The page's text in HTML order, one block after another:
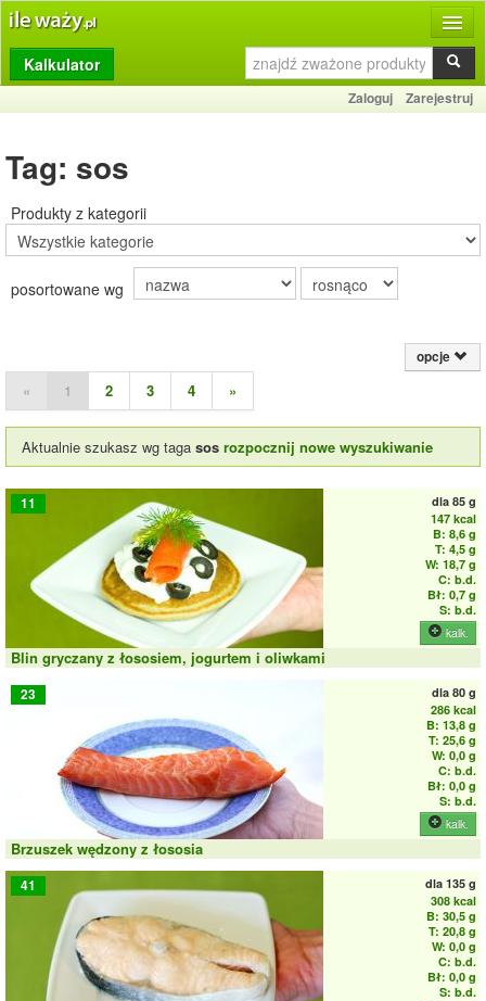
Produkty
Dziennik
Porady
Słownik
Kontakt
Kalkulator
Zaloguj Zarejestruj
Tag: sos
Produkty z kategorii
posortowane wg
opcje
« 1 2 3 4 »
Aktualnie szukasz wg taga sos rozpocznij nowe wyszukiwanie
11 dla 85 g
147 kcal
B: 8,6 g
T: 4,5 g
W: 18,7 g
C: b.d.
Bł: 0,7 g
S: b.d.
kalk.
Blin gryczany z łososiem, jogurtem i oliwkami
23 dla 80 g
286 kcal
B: 13,8 g
T: 25,6 g
W: 0,0 g
C: b.d.
Bł: 0,0 g
S: b.d.
kalk.
Brzuszek wędzony z łososia
41 dla 135 g
308 kcal
B: 30,5 g
T: 20,8 g
W: 0,0 g
C: b.d.
Bł: 0,0 g
S: b.d.